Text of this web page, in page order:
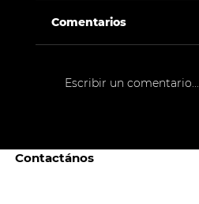
Comentarios
Escribir un comentario...
Contactános